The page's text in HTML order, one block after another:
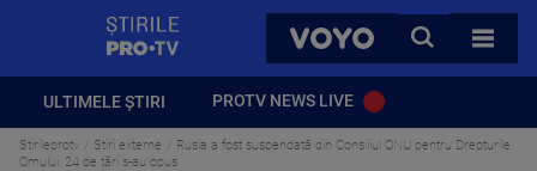
VOYO
CAUTA
TOATE
ULTIMELE ȘTIRI PROTV NEWS LIVE
Stirileprotv Stiri externe
Rusia a fost suspendată din Consiliul ONU pentru Drepturile
Omului. 24 de țări s-au opus